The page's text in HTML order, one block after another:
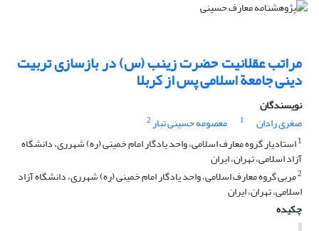
مراتب عقلانیت حضرت زینب (س) در بازسازی تربیت
دینی جامعة اسلامی پس از کربلا
نویسندگان
صغری رادان
1 معصومه حسینی تبار2
1استادیار گروه معارف اسلامی، واحد یادگار امام خمینی (ره) شهرری، دانشگاه
آزاد اسلامی، تهران، ایران
2مربی گروه معارف اسلامی، واحد یادگار امام خمینی (ره) شهرری، دانشگاه آزاد
اسلامی، تهران، ایران
چکیده